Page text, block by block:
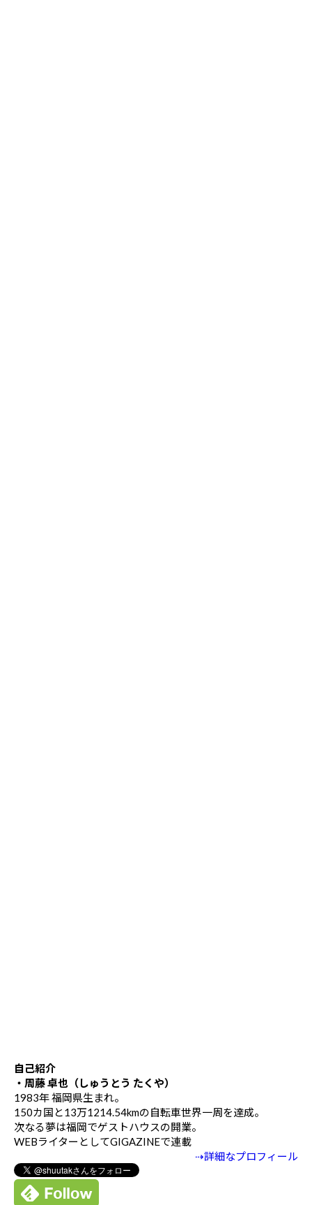
自己紹介
・周藤 卓也（しゅうとう たくや）
1983年 福岡県生まれ。
150カ国と13万1214.54kmの自転車世界一周を達成。
次なる夢は福岡でゲストハウスの開業。
WEBライターとしてGIGAZINEで連載
⇢詳細なプロフィール